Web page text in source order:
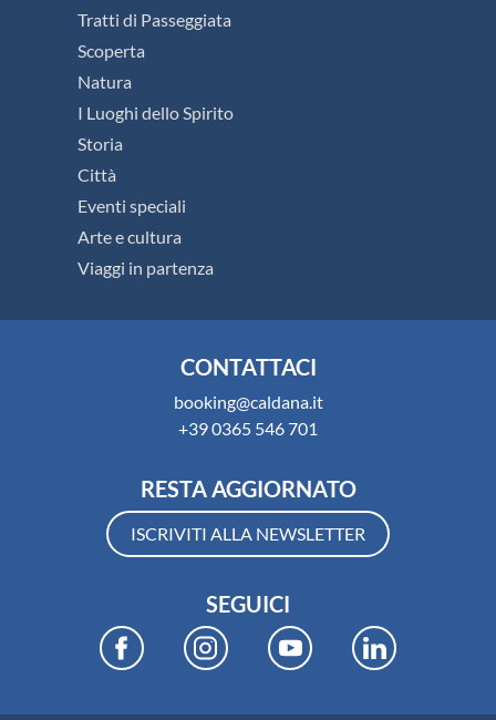
Tratti di Passeggiata
Scoperta
Natura
I Luoghi dello Spirito
Storia
Città
Eventi speciali
Arte e cultura
Viaggi in partenza
CONTATTACI
booking@caldana.it
+39 0365 546 701
RESTA AGGIORNATO
ISCRIVITI ALLA NEWSLETTER
SEGUICI